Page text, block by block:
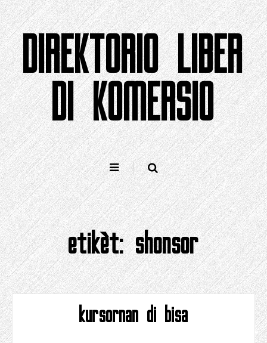
Salta
pa
kontenidoDIREKTORIO LIBER
DI KOMERSIO
etikèt:shonsor
kursornan di bisa